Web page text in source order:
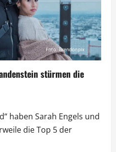
stürmen die
haben Sarah Engels und
die Top 5 der